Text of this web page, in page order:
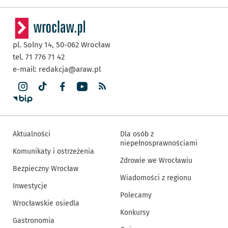
pl. Solny 14, 50-062 Wrocław
tel. 71 776 71 42
e-mail: redakcja@araw.pl
Aktualności
Komunikaty i ostrzeżenia
Bezpieczny Wrocław
Inwestycje
Wrocławskie osiedla
Gastronomia
Dla osób z
niepełnosprawnościami
Zdrowie we Wrocławiu
Wiadomości z regionu
Polecamy
Konkursy